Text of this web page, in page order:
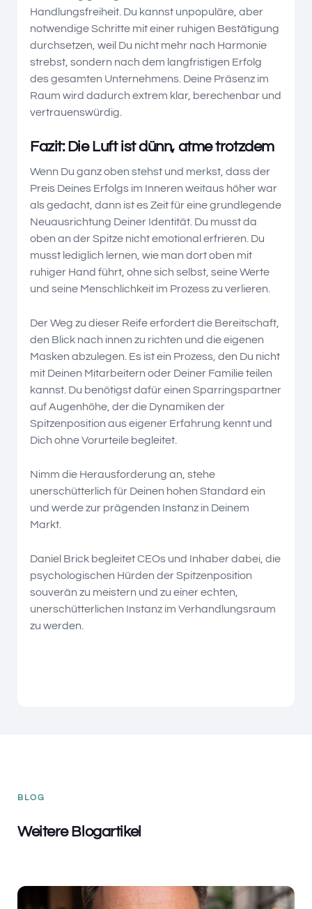
Handlungsfreiheit. Du kannst unpopuläre, aber
notwendige Schritte mit einer ruhigen Bestätigung
durchsetzen, weil Du nicht mehr nach Harmonie
strebst, sondern nach dem langfristigen Erfolg
des gesamten Unternehmens. Deine Präsenz im
Raum wird dadurch extrem klar, berechenbar und
vertrauenswürdig.
Fazit: Die Luft ist dünn, atme trotzdem
Wenn Du ganz oben stehst und merkst, dass der
Preis Deines Erfolgs im Inneren weitaus höher war
als gedacht, dann ist es Zeit für eine grundlegende
Neuausrichtung Deiner Identität. Du musst da
oben an der Spitze nicht emotional erfrieren. Du
musst lediglich lernen, wie man dort oben mit
ruhiger Hand führt, ohne sich selbst, seine Werte
und seine Menschlichkeit im Prozess zu verlieren.
Der Weg zu dieser Reife erfordert die Bereitschaft,
den Blick nach innen zu richten und die eigenen
Masken abzulegen. Es ist ein Prozess, den Du nicht
mit Deinen Mitarbeitern oder Deiner Familie teilen
kannst. Du benötigst dafür einen Sparringspartner
auf Augenhöhe, der die Dynamiken der
Spitzenposition aus eigener Erfahrung kennt und
Dich ohne Vorurteile begleitet.
Nimm die Herausforderung an, stehe
unerschütterlich für Deinen hohen Standard ein
und werde zur prägenden Instanz in Deinem
Markt.
Daniel Brick begleitet CEOs und Inhaber dabei, die
psychologischen Hürden der Spitzenposition
souverän zu meistern und zu einer echten,
unerschütterlichen Instanz im Verhandlungsraum
zu werden.
BLOG
Weitere Blogartikel